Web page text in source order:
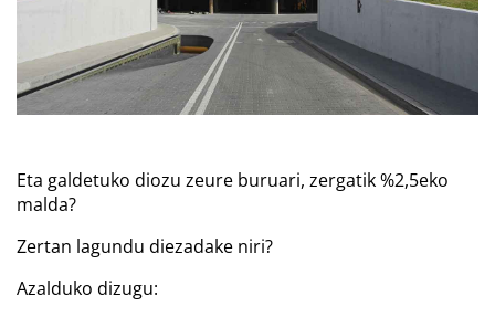
Eta galdetuko diozu zeure buruari, zergatik %2,5eko
malda?
Zertan lagundu diezadake niri?
Azalduko dizugu: